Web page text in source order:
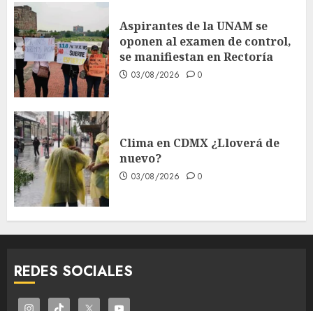
Aspirantes de la UNAM se
oponen al examen de control,
se manifiestan en Rectoría
03/08/2026 0
Clima en CDMX ¿Lloverá de
nuevo?
03/08/2026 0
REDES SOCIALES